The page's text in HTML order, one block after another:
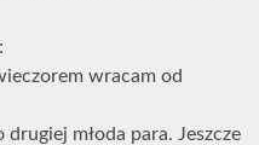
wracam od
młoda para. Jeszcze